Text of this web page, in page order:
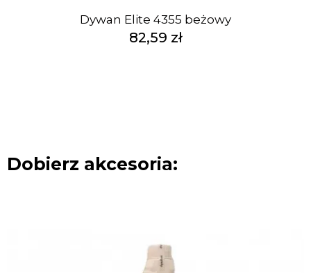
Dywan Elite 4355 beżowy
82,59 zł
Dobierz akcesoria: